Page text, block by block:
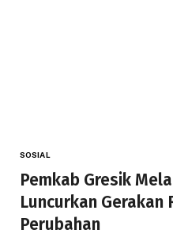
SOSIAL
Pemkab Gresik
Luncurkan Gerakan
Perubahan